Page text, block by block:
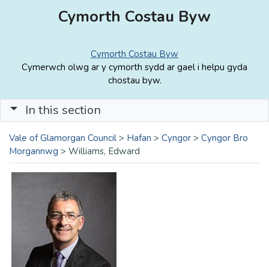
Cymorth Costau Byw
Cymorth Costau Byw
Cymerwch olwg ar y cymorth sydd ar gael i helpu gyda
chostau byw.
In this section
Vale of Glamorgan Council > Hafan > Cyngor > Cyngor Bro
Morgannwg > Williams, Edward